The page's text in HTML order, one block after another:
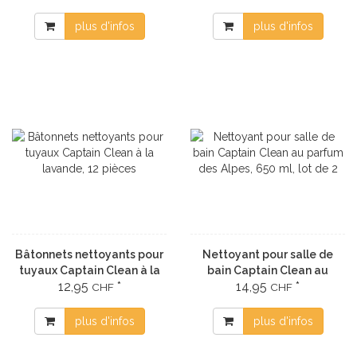
plus d'infos plus d'infos
Bâtonnets nettoyants pour
tuyaux Captain Clean à la
lavande, 12 pièces
12,95 CHF*
plus d'infos
Nettoyant pour salle de
bain Captain Clean au
parfum des Alpes, 650 ml,
14,95 CHF *
plus d'infos